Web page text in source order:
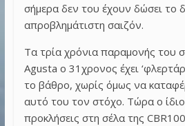
σήμερα δεν του έχουν δώσει το
απροβλημάτιστη σαιζόν.
Τα τρία χρόνια παραμονής του
Agusta ο 31χρονος έχει
το βάθρο, χωρίς όμως να
αυτό του τον στόχο. Τώρα ο
προκλήσεις στη σέλα της